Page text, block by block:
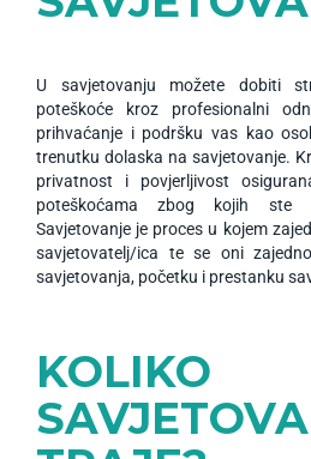
U savjetovanju možete dobiti
poteškoće kroz profesionalni
prihvaćanje i podršku vas kao
trenutku dolaska na savjetovanje.
privatnost i povjerljivost
poteškoćama zbog kojih ste
Savjetovanje je proces u kojem
savjetovatelj/ica te se oni
savjetovanja, početku i prestanku
KOLIKO